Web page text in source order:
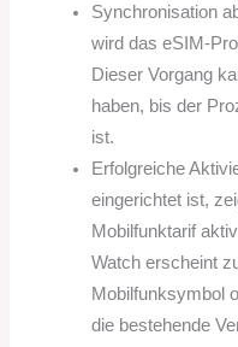
Synchronisation
wird das eSIM-
Dieser Vorgang
haben, bis der
ist.
Erfolgreiche
eingerichtet ist,
Mobilfunktarif
Watch erscheint
Mobilfunksymbol
die bestehende